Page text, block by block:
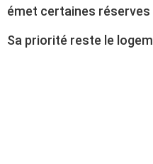
émet certaines
Sa priorité reste le